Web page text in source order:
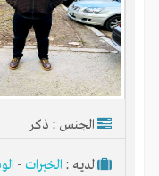
الجنس : ذكر
لديـه : الخبرات -